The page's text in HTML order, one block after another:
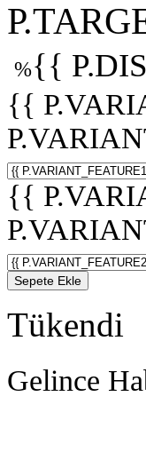
%{{
{{
{{
Sepete Ekle
Tükendi
Gelince